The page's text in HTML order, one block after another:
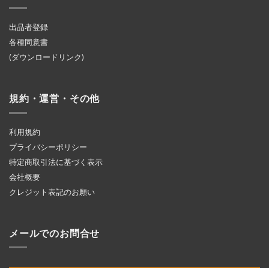
出品者登録
各種同意書
(ダウンロードリンク)
規約・運営・その他
利用規約
プライバシーポリシー
特定商取引法に基づく表示
会社概要
クレジット表記のお願い
メールでのお問合せ